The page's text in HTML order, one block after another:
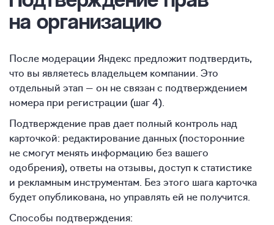
на организацию
После модерации Яндекс предложит подтвердить,
что вы являетесь владельцем компании. Это
отдельный этап — он не связан с подтверждением
номера при регистрации (шаг 4).
Подтверждение прав дает полный контроль над
карточкой: редактирование данных (посторонние
не смогут менять информацию без вашего
одобрения), ответы на отзывы, доступ к статистике
и рекламным инструментам. Без этого шага карточка
будет опубликована, но управлять ей не получится.
Способы подтверждения: